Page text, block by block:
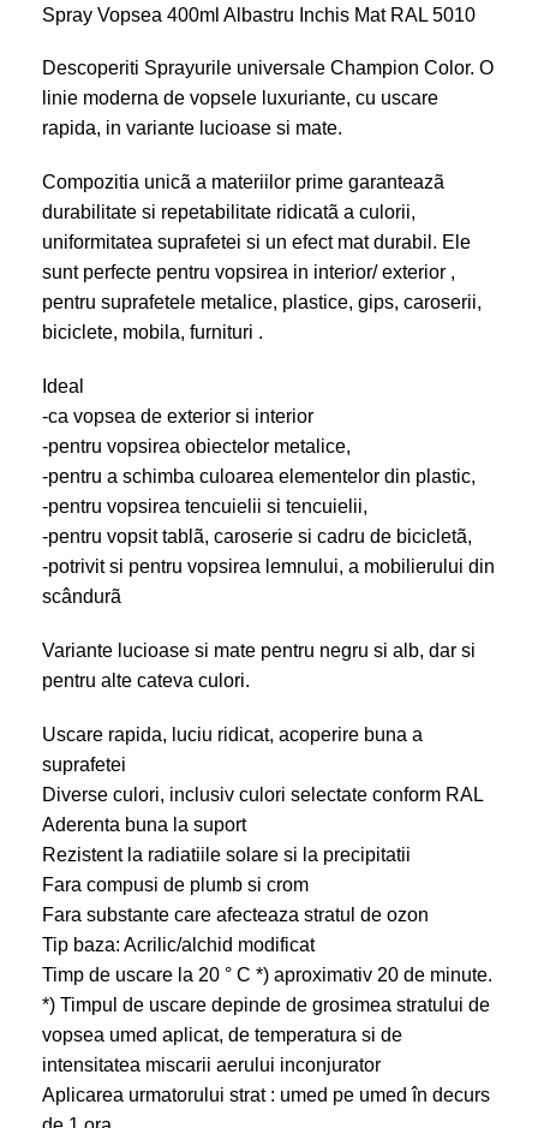
Spray Vopsea 400ml Albastru Inchis Mat RAL 5010
Descoperiti Sprayurile universale Champion Color. O
linie moderna de vopsele luxuriante, cu uscare
rapida, in variante lucioase si mate.
Compozitia unicã a materiilor prime garanteazã
durabilitate si repetabilitate ridicatã a culorii,
uniformitatea suprafetei si un efect mat durabil. Ele
sunt perfecte pentru vopsirea in interior/ exterior ,
pentru suprafetele metalice, plastice, gips, caroserii,
biciclete, mobila, furnituri .
Ideal
-ca vopsea de exterior si interior
-pentru vopsirea obiectelor metalice,
-pentru a schimba culoarea elementelor din plastic,
-pentru vopsirea tencuielii si tencuielii,
-pentru vopsit tablã, caroserie si cadru de bicicletã,
-potrivit si pentru vopsirea lemnului, a mobilierului din
scândurã
Variante lucioase si mate pentru negru si alb, dar si
pentru alte cateva culori.
Uscare rapida, luciu ridicat, acoperire buna a
suprafetei
Diverse culori, inclusiv culori selectate conform RAL
Aderenta buna la suport
Rezistent la radiatiile solare si la precipitatii
Fara compusi de plumb si crom
Fara substante care afecteaza stratul de ozon
Tip baza: Acrilic/alchid modificat
Timp de uscare la 20 ° C *) aproximativ 20 de minute.
*) Timpul de uscare depinde de grosimea stratului de
vopsea umed aplicat, de temperatura si de
intensitatea miscarii aerului inconjurator
Aplicarea urmatorului strat : umed pe umed în decurs